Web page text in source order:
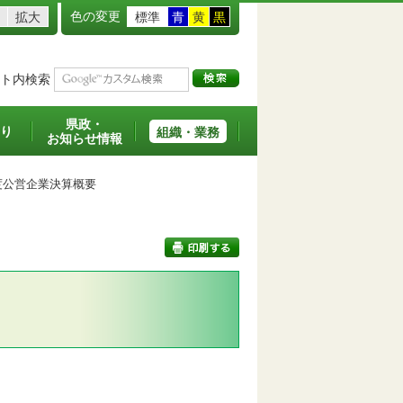
拡大 色の変更 標準 青 黄 黒
内検索
県政・
お知らせ情報
組織・業務
営企業決算概要